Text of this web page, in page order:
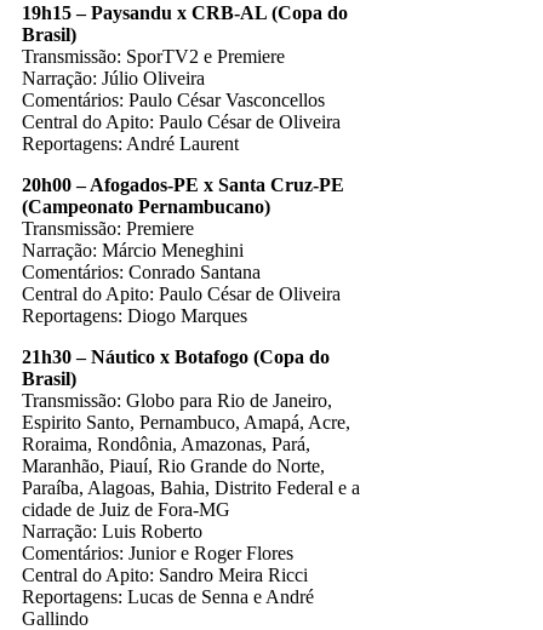
19h15 – Paysandu x CRB-AL (Copa do
Brasil)
Transmissão: SporTV2 e Premiere
Narração: Júlio Oliveira
Comentários: Paulo César Vasconcellos
Central do Apito: Paulo César de Oliveira
Reportagens: André Laurent
20h00 – Afogados-PE x Santa Cruz-PE
(Campeonato Pernambucano)
Transmissão: Premiere
Narração: Márcio Meneghini
Comentários: Conrado Santana
Central do Apito: Paulo César de Oliveira
Reportagens: Diogo Marques
21h30 – Náutico x Botafogo (Copa do
Brasil)
Transmissão: Globo para Rio de Janeiro,
Espirito Santo, Pernambuco, Amapá, Acre,
Roraima, Rondônia, Amazonas, Pará,
Maranhão, Piauí, Rio Grande do Norte,
Paraíba, Alagoas, Bahia, Distrito Federal e a
cidade de Juiz de Fora-MG
Narração: Luis Roberto
Comentários: Junior e Roger Flores
Central do Apito: Sandro Meira Ricci
Reportagens: Lucas de Senna e André
Gallindo